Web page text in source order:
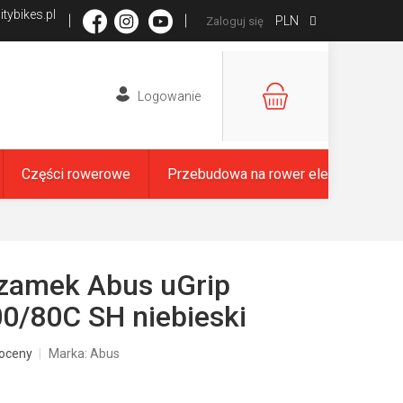
PLN
Zaloguj się
KOSZYK
Części rowerowe Przebudowa na rower elektryczny
Abus uGrip
80C SH niebieski
Marka: Abus